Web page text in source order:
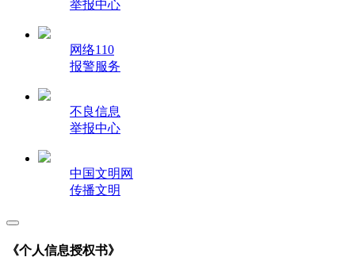
举报中心
网络110
报警服务
不良信息
举报中心
中国文明网
传播文明
《个人信息授权书》